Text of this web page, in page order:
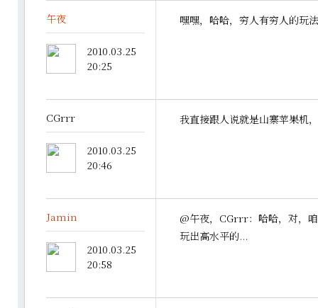
嘿嘿，哈哈，穷人有穷人的玩
午夜
2010.03.25
20:25
我直接跟人说就是山寨苹果机
CGrrr
2010.03.25
20:46
@午夜，CGrrr：哈哈，对，
玩出高水平的...
Jamin
2010.03.25
20:58